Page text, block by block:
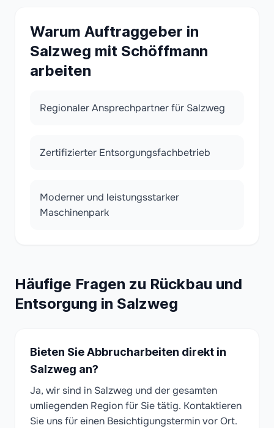
Warum Auftraggeber in
Salzweg mit Schöffmann
arbeiten
Regionaler Ansprechpartner für Salzweg
Zertifizierter Entsorgungsfachbetrieb
Moderner und leistungsstarker
Maschinenpark
Häufige Fragen zu Rückbau und
Entsorgung in Salzweg
Bieten Sie Abbrucharbeiten direkt in
Salzweg an?
Ja, wir sind in Salzweg und der gesamten
umliegenden Region für Sie tätig. Kontaktieren
Sie uns für einen Besichtigungstermin vor Ort.